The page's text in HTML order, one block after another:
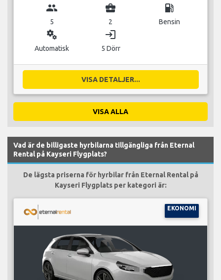
group
5
business_center
2
local_gas_station
Bensin
miscellaneous_services
Automatisk
login
5 Dörr
VISA DETALJER...
VISA ALLA
Vad är de billigaste hyrbilarna tillgängliga från Eternal
Rental på Kayseri Flygplats?
De lägsta priserna för hyrbilar från Eternal Rental på
Kayseri Flygplats per kategori är:
EKONOMI